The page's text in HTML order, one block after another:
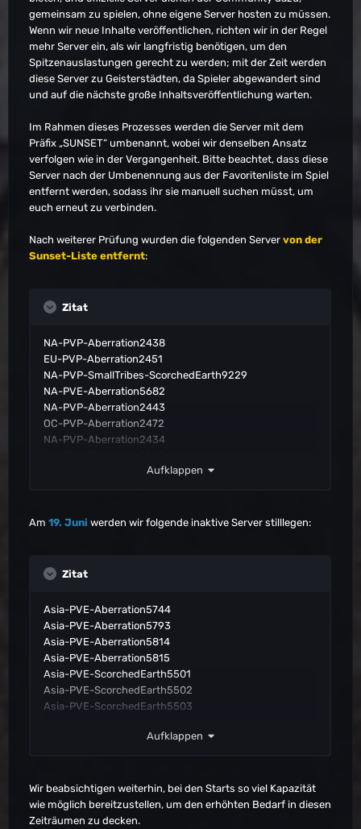
gemeinsam zu spielen, ohne eigene Server hosten zu müssen.
Wenn wir neue Inhalte veröffentlichen, richten wir in der Regel
mehr Server ein, als wir langfristig benötigen, um den
Spitzenauslastungen gerecht zu werden; mit der Zeit werden
diese Server zu Geisterstädten, da Spieler abgewandert sind
und auf die nächste große Inhaltsveröffentlichung warten.
Im Rahmen dieses Prozesses werden die Server mit dem
Präfix „SUNSET“ umbenannt, wobei wir denselben Ansatz
verfolgen wie in der Vergangenheit. Bitte beachtet, dass diese
Server nach der Umbenennung aus der Favoritenliste im Spiel
entfernt werden, sodass ihr sie manuell suchen müsst, um
euch erneut zu verbinden.
Nach weiterer Prüfung wurden die folgenden Server von der
Sunset-Liste entfernt:
Zitat
NA-PVP-Aberration2438
EU-PVP-Aberration2451
NA-PVP-SmallTribes-ScorchedEarth9229
NA-PVE-Aberration5682
NA-PVP-Aberration2443
OC-PVP-Aberration2472
NA-PVP-Aberration2434
NA-PVP-Aberration2447
NA-PVP-ScorchedEarth2369
EU-PVP-SmallTribes-Aberration9370
EU-PVP-SmallTribes-Aberration9341
OC-PVP-Consoles-TheCenter1154
EU-PVP-Consoles-Aberration1167
OC-PVP-Consoles-Aberration1172
Asia-PVP-Consoles-Extinction1206
NA-PVP-TheCenter2415
OC-PVP-SmallTribes-Aberration9358
EU-PVP-SmallTribes-ScorchedEarth9195
EU-PVE-ScorchedEarth5566
Aufklappen
Am 19. Juni werden wir folgende inaktive Server stilllegen:
Zitat
Asia-PVE-Aberration5744
Asia-PVE-Aberration5793
Asia-PVE-Aberration5814
Asia-PVE-Aberration5815
Asia-PVE-ScorchedEarth5501
Asia-PVE-ScorchedEarth5502
Asia-PVE-ScorchedEarth5503
Asia-PVE-ScorchedEarth5506
Asia-PVE-ScorchedEarth5542
Asia-PVE-TheIsland5132
Asia-PVP-Aberration2475
Aufklappen
Wir beabsichtigen weiterhin, bei den Starts so viel Kapazität
wie möglich bereitzustellen, um den erhöhten Bedarf in diesen
Zeiträumen zu decken.